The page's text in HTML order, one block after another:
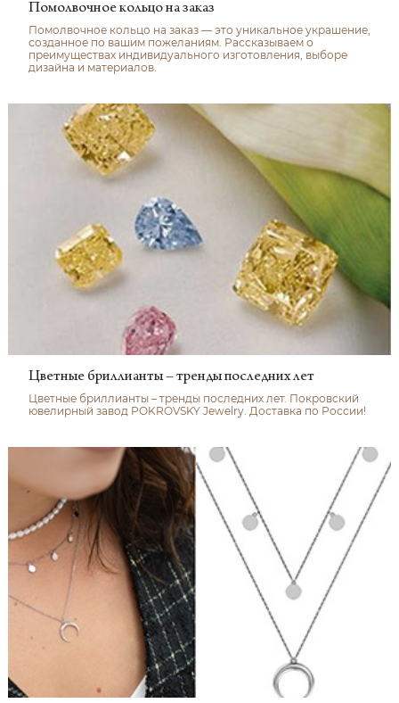
Помолвочное кольцо на заказ
Помолвочное кольцо на заказ — это уникальное украшение,
созданное по вашим пожеланиям. Рассказываем о
преимуществах индивидуального изготовления, выборе
дизайна и материалов.
Цветные бриллианты – тренды последних лет
Цветные бриллианты – тренды последних лет. Покровский
ювелирный завод POKROVSKY Jewelry. Доставка по России!